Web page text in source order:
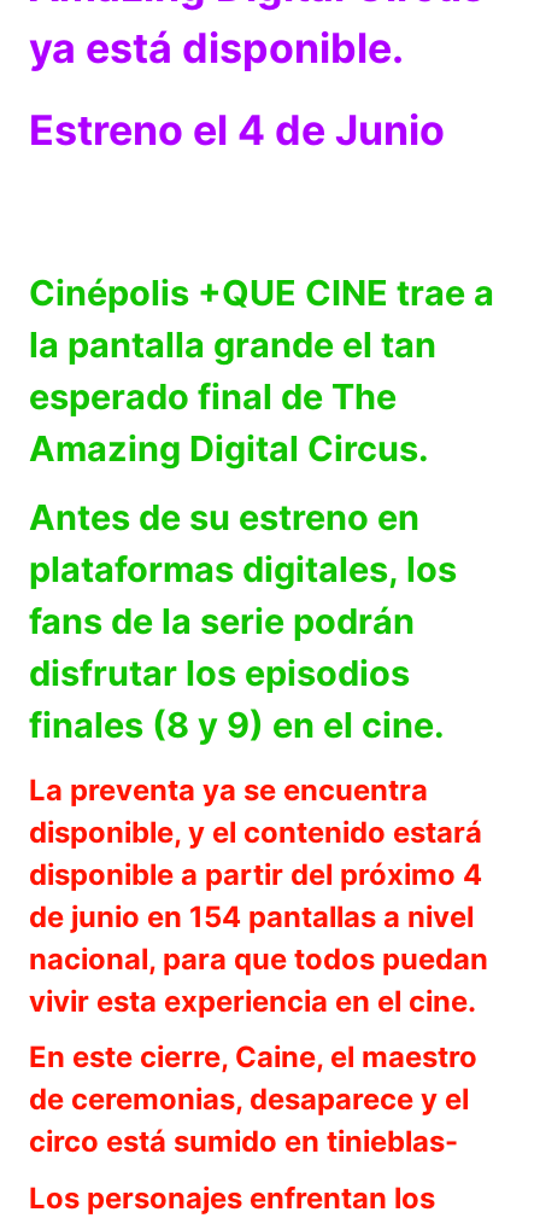
ya está disponible.
Estreno el 4 de Junio
Cinépolis +QUE CINE trae a
la pantalla grande el tan
esperado final de The
Amazing Digital Circus.
Antes de su estreno en
plataformas digitales, los
fans de la serie podrán
disfrutar los episodios
finales (8 y 9) en el cine.
La preventa ya se encuentra
disponible, y el contenido estará
disponible a partir del próximo 4
de junio en 154 pantallas a nivel
nacional, para que todos puedan
vivir esta experiencia en el cine.
En este cierre, Caine, el maestro
de ceremonias, desaparece y el
circo está sumido en tinieblas-
Los personajes enfrentan los